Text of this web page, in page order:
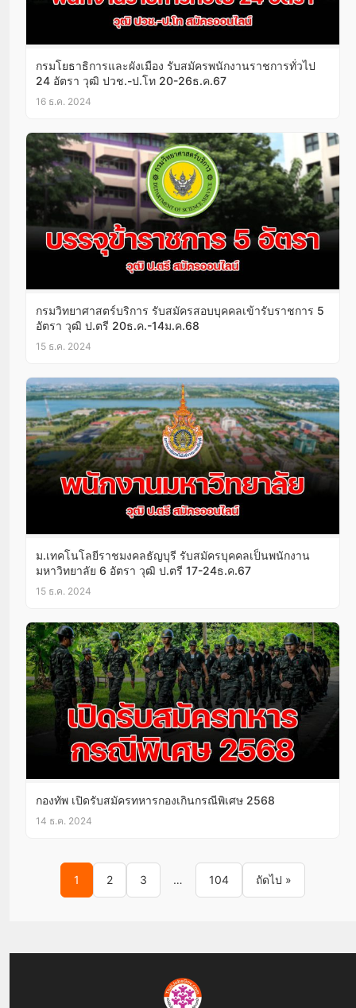
กรมโยธาธิการและผังเมือง รับสมัครพนักงานราชการทั่วไป
24 อัตรา วุฒิ ปวช.-ป.โท 20-26ธ.ค.67
16 ธ.ค. 2024
กรมวิทยาศาสตร์บริการ รับสมัครสอบบุคคลเข้ารับราชการ 5
อัตรา วุฒิ ป.ตรี 20ธ.ค.-14ม.ค.68
15 ธ.ค. 2024
ม.เทคโนโลยีราชมงคลธัญบุรี รับสมัครบุคคลเป็นพนักงาน
มหาวิทยาลัย 6 อัตรา วุฒิ ป.ตรี 17-24ธ.ค.67
15 ธ.ค. 2024
กองทัพ เปิดรับสมัครทหารกองเกินกรณีพิเศษ 2568
14 ธ.ค. 2024
Posts pagination
1 2 3 … 104 ถัดไป »